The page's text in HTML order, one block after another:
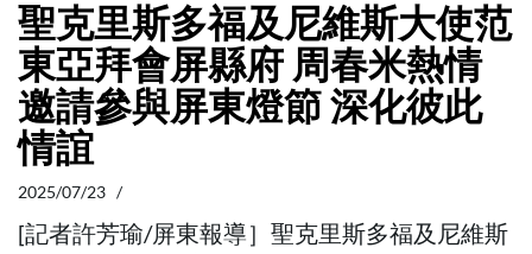
聖克里斯多福及尼維斯大使范
東亞拜會屏縣府 周春米熱情
邀請參與屏東燈節 深化彼此
情誼
2025/07/23 /
[記者許芳瑜/屏東報導］聖克里斯多福及尼維斯